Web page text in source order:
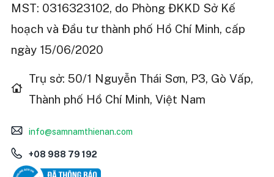
MST: 0316323102, do Phòng ĐKKD Sở Kế
hoạch và Đầu tư thành phố Hồ Chí Minh, cấp
ngày 15/06/2020
Trụ sở: 50/1 Nguyễn Thái Sơn, P3, Gò Vấp,
Thành phố Hồ Chí Minh, Việt Nam
info@samnamthienan.com
+08 988 79 192